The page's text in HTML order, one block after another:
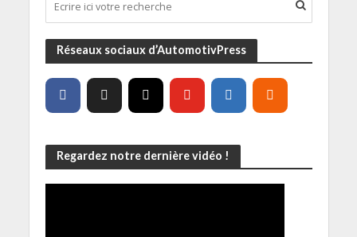
Réseaux sociaux d’AutomotivPress
Regardez notre dernière vidéo !